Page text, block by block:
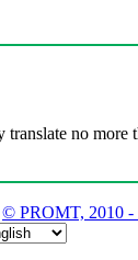
no more
© PROMT, 2010 -